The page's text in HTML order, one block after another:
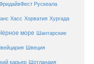
Рускеала
Хасс Хорватия Хургада
море Шантарские
Швеция
карьер Шотландия